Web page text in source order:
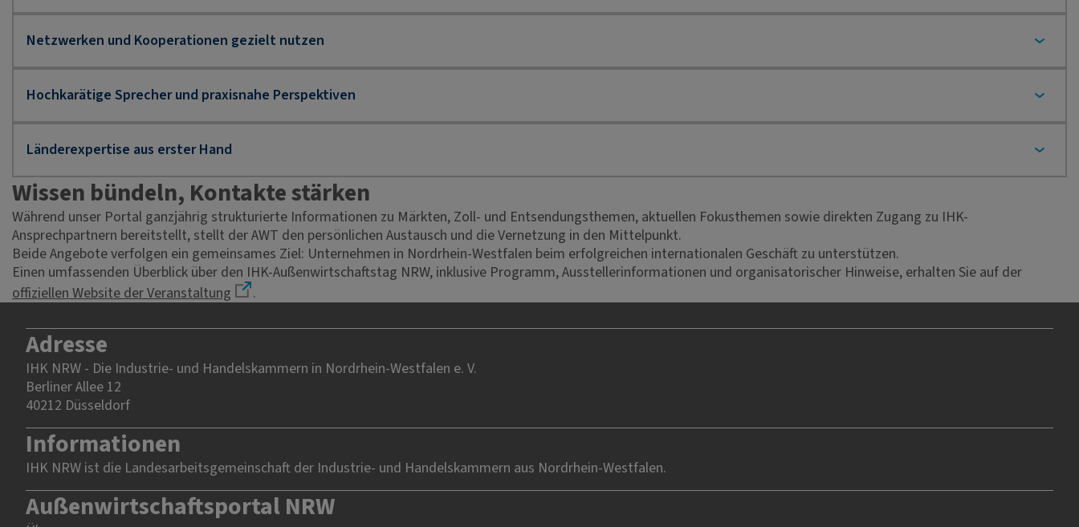
Wissen bündeln, Kontakte stärken
Während unser Portal ganzjährig strukturierte Informationen zu Märkten, Zoll- und Entsendungsthemen, aktuellen Fokusthemen sowie direkten Zugang zu IHK-
Ansprechpartnern bereitstellt, stellt der AWT den persönlichen Austausch und die Vernetzung in den Mittelpunkt.
Beide Angebote verfolgen ein gemeinsames Ziel: Unternehmen in Nordrhein-Westfalen beim erfolgreichen internationalen Geschäft zu unterstützen.
Einen umfassenden Überblick über den IHK-Außenwirtschaftstag NRW, inklusive Programm, Ausstellerinformationen und organisatorischer Hinweise, erhalten Sie auf der
offiziellen Website der Veranstaltung
.
Adresse
IHK NRW - Die Industrie- und Handelskammern in Nordrhein-Westfalen e. V.
Berliner Allee 12
40212 Düsseldorf
Informationen
IHK NRW ist die Landesarbeitsgemeinschaft der Industrie- und Handelskammern aus Nordrhein-Westfalen.
Außenwirtschaftsportal NRW